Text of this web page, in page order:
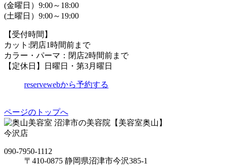
(金曜日）9:00～18:00
(土曜日）9:00～19:00
【受付時間】
カット:閉店1時間前まで
カラー・パーマ：閉店2時間前まで
【定休日】日曜日・第3月曜日
reservewebから予約する
ページのトップへ
沼津市の美容院【美容室奥山】
今沢店
090-7950-1112
〒410-0875 静岡県沼津市今沢385-1